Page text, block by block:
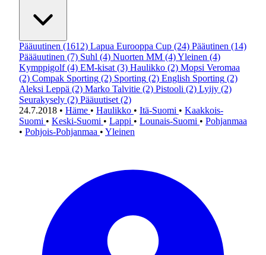
Pääuutinen (1612) Lapua Eurooppa Cup (24) Pääutinen (14)
Päääuutinen (7) Suhl (4) Nuorten MM (4)Yleinen (4)
Kymppigolf (4) EM-kisat (3) Haulikko (2) Mopsi Veromaa
(2) Compak Sporting (2) Sporting (2) English Sporting (2)
Aleksi Leppä (2) Marko Talvitie (2) Pistooli (2) Lyijy (2)
Seurakysely (2) Pääuutiset (2)
24.7.2018 • Häme • Haulikko • Itä-Suomi • Kaakkois-
Suomi • Keski-Suomi • Lappi • Lounais-Suomi • Pohjanmaa
• Pohjois-Pohjanmaa • Yleinen